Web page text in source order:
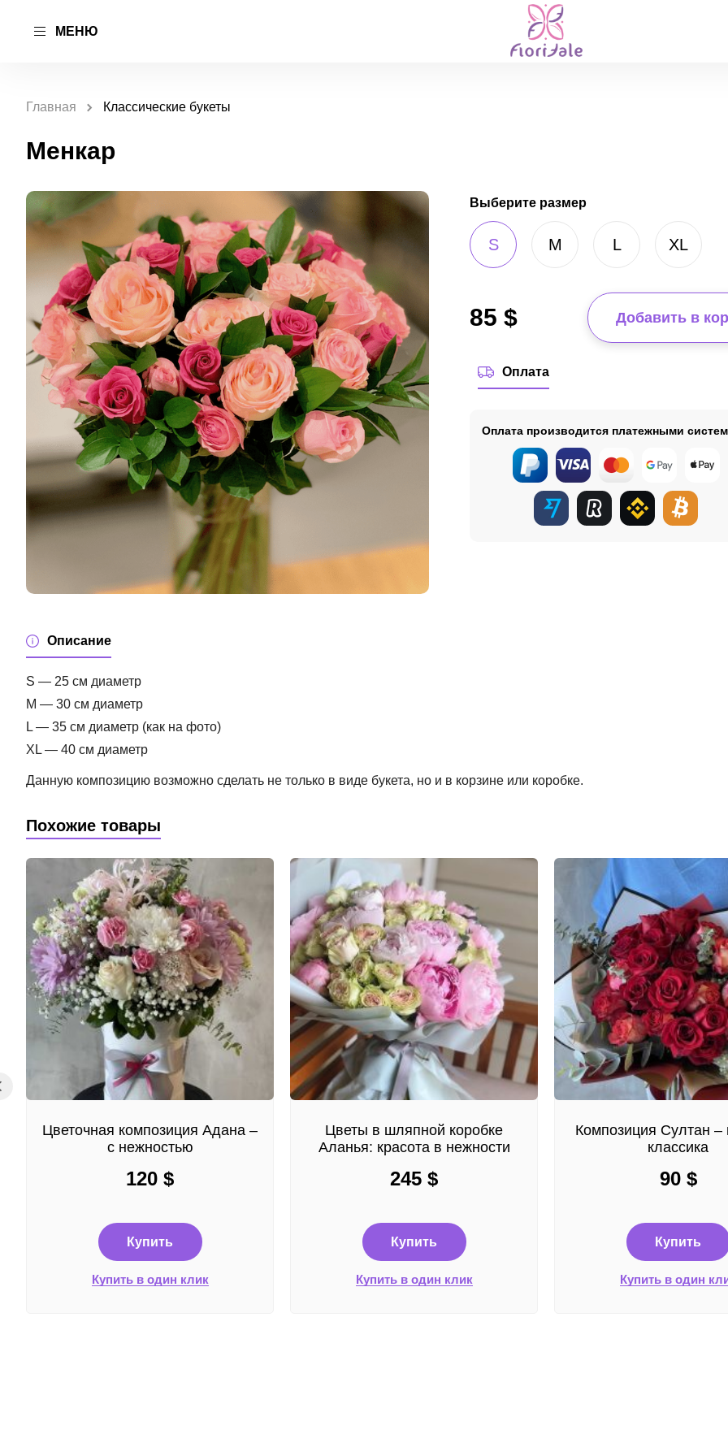
МЕНЮ
Главная Классические букеты
Менкар
Выберите размер
S M L XL
85 $ Добавить в
Оплата
Оплата производится платежными
Описание
S — 25 см диаметр
M — 30 см диаметр
L — 35 см диаметр (как на фото)
XL — 40 см диаметр
Данную композицию возможно сделать не только в виде букета, но и в корзине или коробке.
Похожие товары
Цветочная композиция Адана –
с нежностью
120 $
Купить
Купить в один клик
Цветы в шляпной коробке
Аланья: красота в нежности
245 $
Купить
Купить в один клик
Композиция Султан –
классика
90 $
Купить
Купить в один